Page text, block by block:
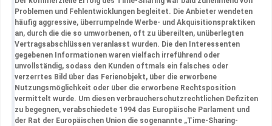
Problemen und Fehlentwicklungen begleitet. Die Anbieter wendeten
häufig aggressive, überrumpelnde Werbe- und Akquisitionspraktiken
an, durch die die so umworbenen, oft zu übereilten, unüberlegten
Vertragsabschlüssen veranlasst wurden. Die den Interessenten
gegebenen Informationen waren vielfach irreführend oder
unvollständig, sodass den Kunden oftmals ein falsches oder
verzerrtes Bild über das Ferienobjekt, über die erworbene
Nutzungsmöglichkeit oder über die erworbene Rechtsposition
vermittelt wurde. Um diesen verbraucherschutzrechtlichen Defiziten
zu begegnen, verabschiedete 1994 das Europäische Parlament und
der Rat der Europäischen Union die sogenannte „Time-Sharing-